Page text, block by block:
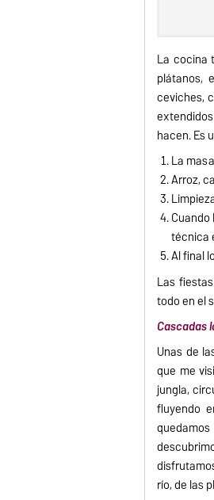
La cocina
plátanos,
ceviches,
hacen. Es
La
Arroz,
técnica
Al final
Las
todo en el
Cascadas
Unas de
que me
jungla,
fluyendo
río, de las